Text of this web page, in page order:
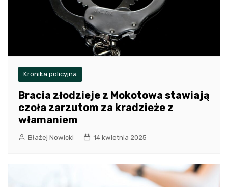
Kronika policyjna
Bracia złodzieje z Mokotowa stawiają
czoła zarzutom za kradzieże z
włamaniem
Błażej Nowicki 14 kwietnia 2025